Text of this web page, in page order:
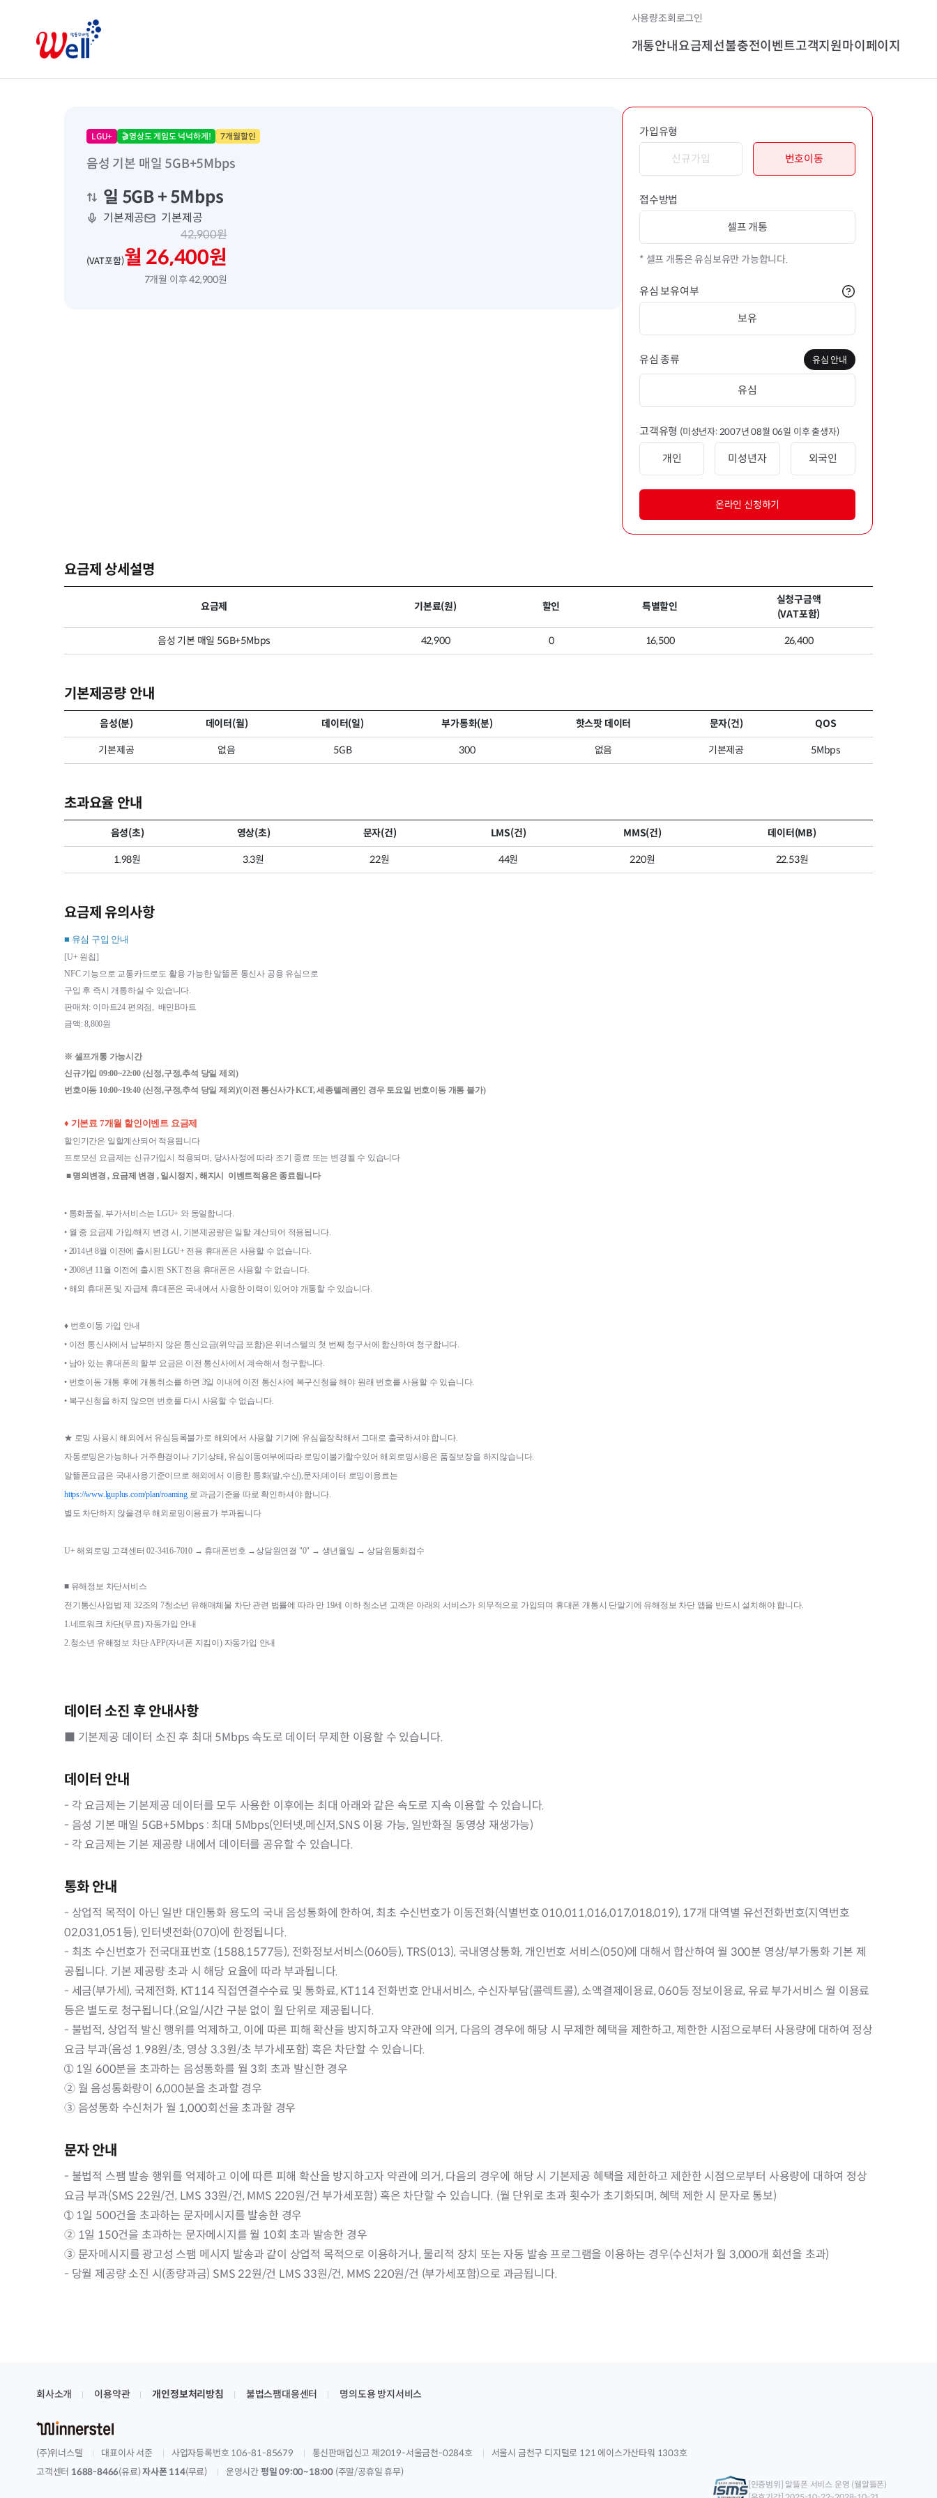
사용량조회로그인
개통안내 요금제 선불충전이벤트고객지원마이페이지
LGU+ 🎬영상도 게임도 넉넉하게! 7개월할인
음성 기본 매일 5GB+5Mbps
일 5GB + 5Mbps
기본제공
기본제공
42,900원
월 26,400원
(VAT포함)
7개월 이후 42,900원
가입유형
신규가입 번호이동
접수방법
셀프 개통
* 셀프 개통은 유심보유만 가능합니다.
유심 보유여부
보유
유심 종류 유심 안내
유심
고객유형 (미성년자: 2007년 08월 06일 이후 출생자)
개인 미성년자 외국인
온라인 신청하기
요금제 상세설명
요금제 기본료(원) 할인 특별할인
실청구금액
(VAT포함)
음성 기본 매일 5GB+5Mbps 42,900 0 16,500 26,400
기본제공량 안내
음성(분) 데이터(월) 데이터(일) 부가통화(분) 핫스팟 데이터 문자(건) QOS
기본제공 없음 5GB 300 없음 기본제공 5Mbps
초과요율 안내
음성(초) 영상(초) 문자(건) LMS(건) MMS(건) 데이터(MB)
1.98원 3.3원 22원 44원 220원 22.53원
요금제 유의사항
■ 유심 구입 안내
[U+ 원칩]
NFC 기능으로 교통카드로도 활용 가능한 알뜰폰 통신사 공용 유심으로
구입 후 즉시 개통하실 수 있습니다.
판매처: 이마트24 편의점,  배민B마트
금액: 8,800원
※ 셀프개통 가능시간
신규가입 09:00~22:00 (신정,구정,추석 당일 제외)
번호이동 10:00~19:40 (신정,구정,추석 당일 제외)/(이전 통신사가 KCT, 세종텔레콤인 경우 토요일 번호이동 개통 불가)
♦ 기본료 7개월 할인이벤트 요금제
할인기간은 일할계산되어 적용됩니다
프로모션 요금제는 신규가입시 적용되며, 당사사정에 따라 조기 종료 또는 변경될 수 있습니다
■ 명의변경 , 요금제 변경 , 일시정지 , 해지시  이벤트적용은 종료됩니다
• 통화품질 , 부가서비스는 LGU+ 와 동일합니다.
• 월 중 요금제 가입/해지 변경 시, 기본제공량은 일할 계산되어 적용됩니다.
• 2014년 8월 이전에 출시된 LGU+ 전용 휴대폰은 사용할 수 없습니다.
• 2008년 11월 이전에 출시된 SKT 전용 휴대폰은 사용할 수 없습니다.
• 해외 휴대폰 및 자급제 휴대폰은 국내에서 사용한 이력이 있어야 개통할 수 있습니다.
♦ 번호이동 가입 안내
• 이전 통신사에서 납부하지 않은 통신요금(위약금 포함)은 위너스텔의 첫 번째 청구서에 합산하여 청구합니다.
• 남아 있는 휴대폰의 할부 요금은 이전 통신사에서 계속해서 청구합니다.
• 번호이동 개통 후에 개통취소를 하면 3일 이내에 이전 통신사에 복구신청을 해야 원래 번호를 사용할 수 있습니다.
• 복구신청을 하지 않으면 번호를 다시 사용할 수 없습니다.
★ 로밍 사용시 해외에서 유심등록불가로 해외에서 사용할 기기에 유심을장착해서 그대로 출국하셔야 합니다.
자동로밍은가능하나 거주환경이나 기기상태, 유심이동여부에따라 로밍이불가할수있어 해외로밍사용은 품질보장을 하지않습니다.
알뜰폰요금은 국내사용기준이므로 해외에서 이용한 통화(발,수신),문자,데이터 로밍이용료는
https://www.lguplus.com/plan/roaming 로 과금기준을 따로 확인하셔야 합니다.
별도 차단하지 않을경우 해외로밍이용료가 부과됩니다
U+ 해외로밍 고객센터 02-3416-7010 → 휴대폰번호 →상담원연결 "0" → 생년월일 → 상담원통화접수
■ 유해정보 차단서비스
전기통신사업법 제 32조의 7청소년 유해매체물 차단 관련 법률에 따라 만 19세 이하 청소년 고객은 아래의 서비스가 의무적으로 가입되며 휴대폰 개통시 단말기에 유해정보 차단 앱을 반드시 설치해야 합니다.
1.네트워크 차단(무료) 자동가입 안내
2.청소년 유해정보 차단 APP(자녀폰 지킴이) 자동가입 안내
데이터 소진 후 안내사항
■ 기본제공 데이터 소진 후 최대 5Mbps 속도로 데이터 무제한 이용할 수 있습니다.
데이터 안내
- 각 요금제는 기본제공 데이터를 모두 사용한 이후에는 최대 아래와 같은 속도로 지속 이용할 수 있습니다.
- 음성 기본 매일 5GB+5Mbps : 최대 5Mbps(인터넷,메신저,SNS 이용 가능, 일반화질 동영상 재생가능)
- 각 요금제는 기본 제공량 내에서 데이터를 공유할 수 있습니다.
통화 안내
- 상업적 목적이 아닌 일반 대인통화 용도의 국내 음성통화에 한하여, 최초 수신번호가 이동전화(식별번호 010,011,016,017,018,019), 17개 대역별 유선전화번호(지역번호
02,031,051등), 인터넷전화(070)에 한정됩니다.
- 최초 수신번호가 전국대표번호 (1588,1577등), 전화정보서비스(060등), TRS(013), 국내영상통화, 개인번호 서비스(050)에 대해서 합산하여 월 300분 영상/부가통화 기본 제
공됩니다. 기본 제공량 초과 시 해당 요율에 따라 부과됩니다.
- 세금(부가세), 국제전화, KT114 직접연결수수료 및 통화료, KT114 전화번호 안내서비스, 수신자부담(콜렉트콜), 소액결제이용료, 060등 정보이용료, 유료 부가서비스 월 이용료
등은 별도로 청구됩니다.(요일/시간 구분 없이 월 단위로 제공됩니다.
- 불법적, 상업적 발신 행위를 억제하고, 이에 따른 피해 확산을 방지하고자 약관에 의거, 다음의 경우에 해당 시 무제한 혜택을 제한하고, 제한한 시점으로부터 사용량에 대하여 정상
요금 부과(음성 1.98원/초, 영상 3.3원/초 부가세포함) 혹은 차단할 수 있습니다.
➀ 1일 600분을 초과하는 음성통화를 월 3회 초과 발신한 경우
② 월 음성통화량이 6,000분을 초과할 경우
③ 음성통화 수신처가 월 1,000회선을 초과할 경우
문자 안내
- 불법적 스팸 발송 행위를 억제하고 이에 따른 피해 확산을 방지하고자 약관에 의거, 다음의 경우에 해당 시 기본제공 혜택을 제한하고 제한한 시점으로부터 사용량에 대하여 정상
요금 부과(SMS 22원/건, LMS 33원/건, MMS 220원/건 부가세포함) 혹은 차단할 수 있습니다. (월 단위로 초과 횟수가 초기화되며, 혜택 제한 시 문자로 통보)
➀ 1일 500건을 초과하는 문자메시지를 발송한 경우
② 1일 150건을 초과하는 문자메시지를 월 10회 초과 발송한 경우
③ 문자메시지를 광고성 스팸 메시지 발송과 같이 상업적 목적으로 이용하거나, 물리적 장치 또는 자동 발송 프로그램을 이용하는 경우(수신처가 월 3,000개 회선을 초과)
- 당월 제공량 소진 시(종량과금) SMS 22원/건 LMS 33원/건, MMS 220원/건 (부가세포함)으로 과금됩니다.
회사소개 이용약관 개인정보처리방침 불법스팸대응센터 명의도용 방지서비스
(주)위너스텔 대표이사 서준 사업자등록번호 106-81-85679 통신판매업신고 제2019-서울금천-0284호
서울시 금천구 디지털로 121 에이스가산타워 1303호
고객센터 1688-8466(유료)자사폰 114(무료) 운영시간평일 09:00~18:00 (주말/공휴일 휴무)
[인증범위] 알뜰폰 서비스 운영 (웰알뜰폰)